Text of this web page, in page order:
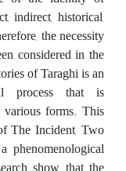
indirect, historical,
the necessity
considered in the
of Taraghi is an
process that is
forms. This
The Incident, Two
phenomenological